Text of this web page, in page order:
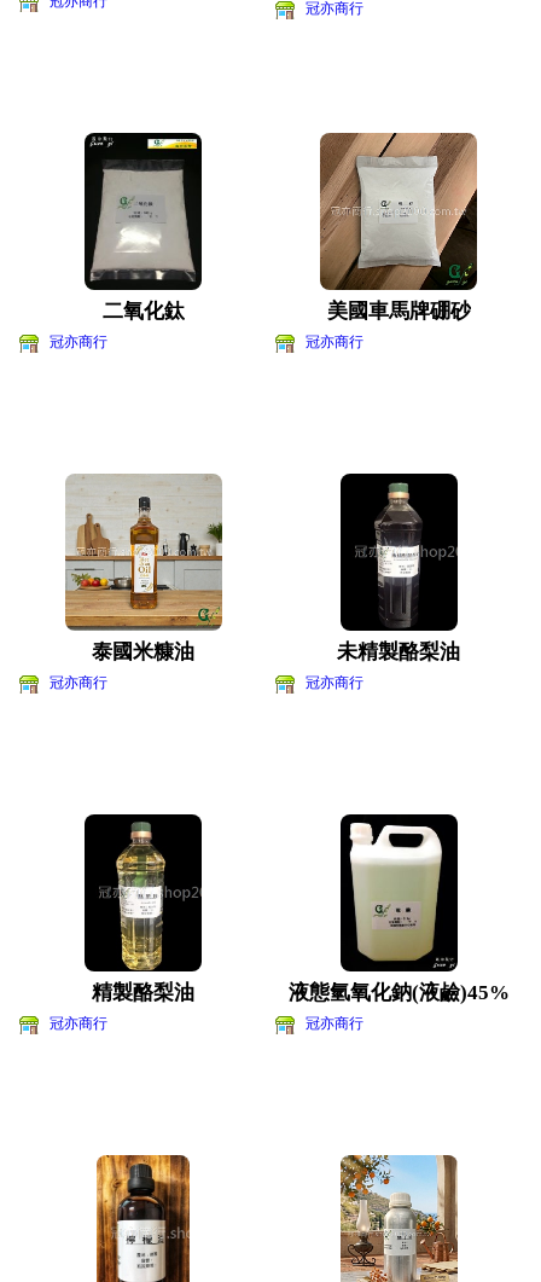
冠亦商行
二氧化鈦
冠亦商行
美國車馬牌硼砂
冠亦商行
泰國米糠油
冠亦商行
未精製酪梨油
冠亦商行
精製酪梨油
冠亦商行
液態氫氧化鈉(液鹼)45%
冠亦商行